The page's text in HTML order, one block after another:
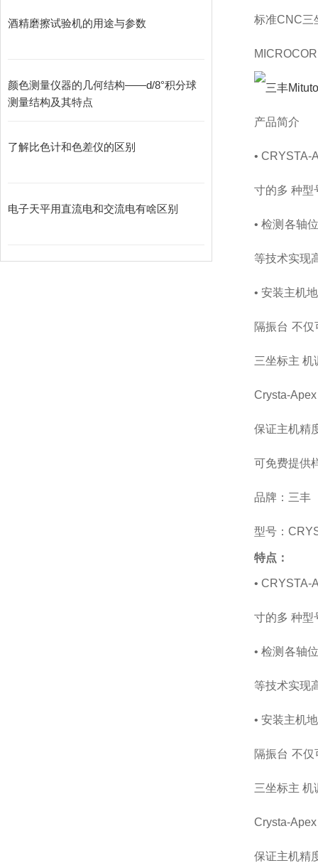
酒精磨擦试验机的用途与参数
颜色测量仪器的几何结构——d/8°积分球
测量结构及其特点
了解比色计和色差仪的区别
电子天平用直流电和交流电有啥区别
标准CNC三
产品简介
• CRYSTA-
寸的多 种型
• 检测各轴
等技术实现
• 安装主机
隔振台 不
三坐标主 机
Crysta-
保证主机精
可免费提供
品牌：三丰
型号：
特点：
• CRYSTA-
寸的多 种型
• 检测各轴
等技术实现
• 安装主机
隔振台 不
三坐标主 机
Crysta-
保证主机精